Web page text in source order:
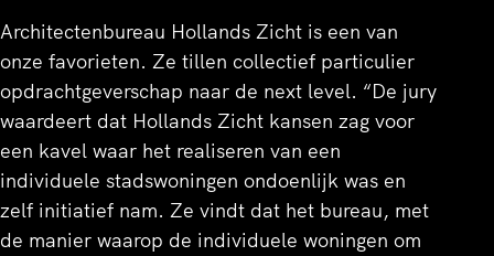
Architectenbureau Hollands Zicht is een van
onze favorieten. Ze tillen collectief particulier
opdrachtgeverschap naar de next level. “De jury
waardeert dat Hollands Zicht kansen zag voor
een kavel waar het realiseren van een
individuele stadswoningen ondoenlijk was en
zelf initiatief nam. Ze vindt dat het bureau, met
de manier waarop de individuele woningen om